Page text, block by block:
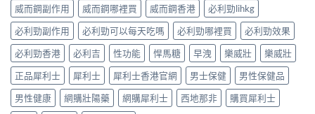
威而鋼副作用
威而鋼哪裡買 威而鋼香港
必利勁lihkg
必利勁副作用
必利勁可以每天吃嗎 必利勁哪裡買
必利勁效果
必利勁香港
必利吉 性功能 悍馬糖 早洩 樂威壯
樂威壯
正品犀利士
犀利士 犀利士香港官網 男士保健
男性保健品
男性健康
網購壯陽藥 網購犀利士 西地那非
購買犀利士